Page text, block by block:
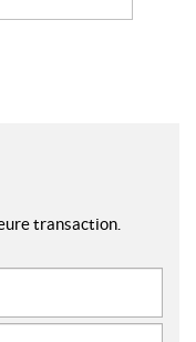
transaction.